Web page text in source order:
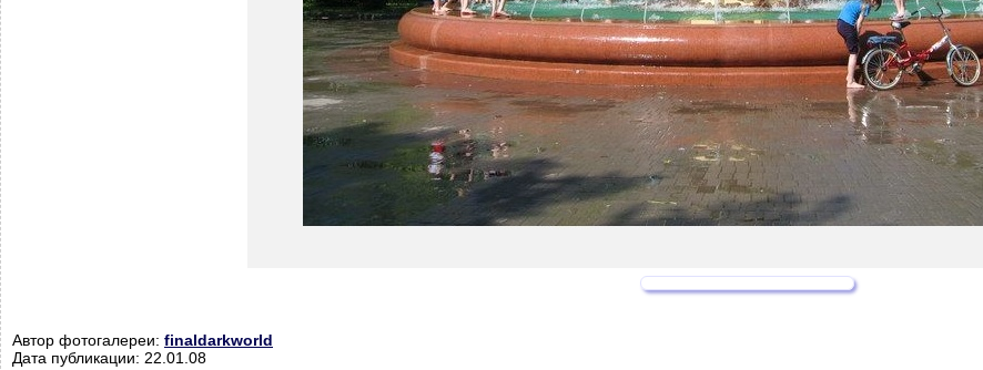
Автор фотогалереи: finaldarkworld
Дата публикации: 22.01.08